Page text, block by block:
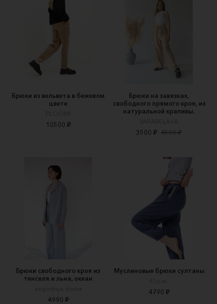
Брюки из вельвета в бежевом
цвете
PLOOMI
10500 ₽
Брюки на завязках,
свободного прямого кроя, из
натуральной крапивы.
YARABELAVA
3500 ₽ 4500 ₽
Брюки свободного кроя из
тенселя и льна, океан
segodnya doma
4990 ₽
Муслиновые брюки султаны
f.l.o.w.
4790 ₽